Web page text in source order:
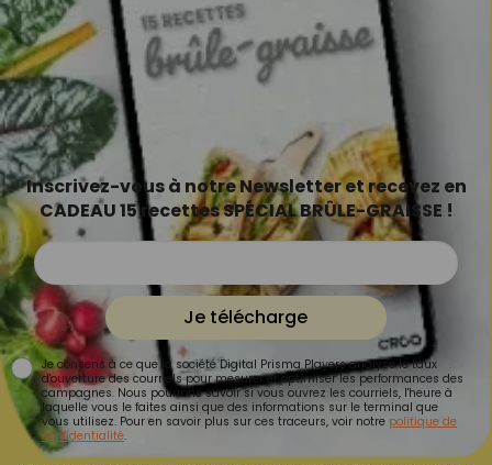
Inscrivez-vous à notre Newsletter et recevez en
CADEAU 15 recettes SPÉCIAL BRÛLE-GRAISSE !
Je télécharge
Je consens à ce que la société Digital Prisma Players analyse le taux
d'ouverture des courriels pour mesurer et optimiser les performances des
campagnes. Nous pourrons savoir si vous ouvrez les courriels, l'heure à
laquelle vous le faites ainsi que des informations sur le terminal que
vous utilisez. Pour en savoir plus sur ces traceurs, voir notre politique de
confidentialité.